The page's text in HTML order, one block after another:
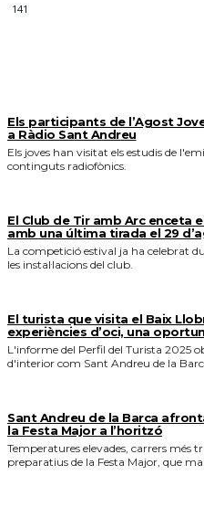
141
Els participants de l’Agost
a Ràdio Sant Andreu
Els joves han visitat els estudis de
continguts radiofònics.
El Club de Tir amb Arc enceta
amb una última tirada el 29
La competició estival ja ha celebrat
les instal·lacions del club.
El turista que visita el Baix
experiències d’oci, una
L'informe del Perfil del Turista 2025
d'interior com Sant Andreu de la
Sant Andreu de la Barca
la Festa Major a l’horitzó
Temperatures elevades, carrers més
preparatius de la Festa Major, que